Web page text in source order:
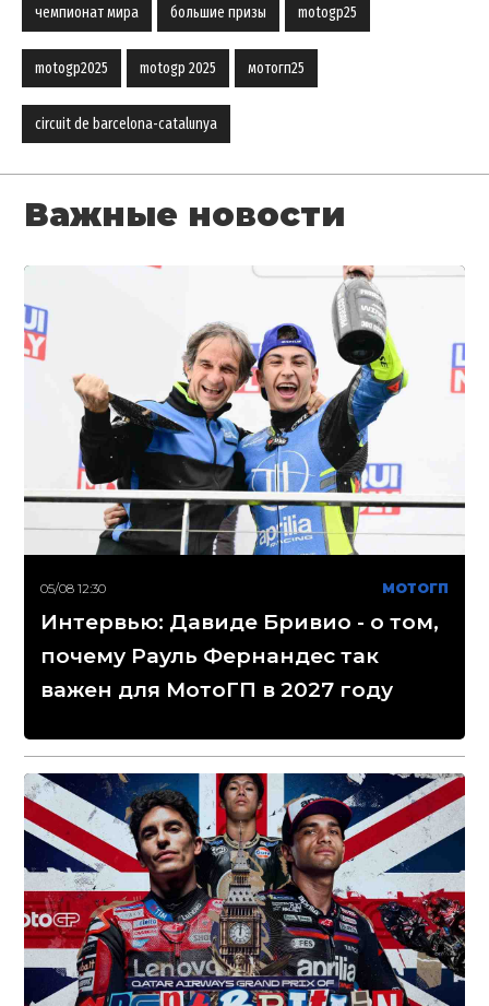
чемпионат мира большие призы motogp25
motogp2025 motogp 2025 мотогп25
circuit de barcelona-catalunya
Важные новости
05/08 12:30 МОТОГП
Интервью: Давиде Бривио - о том,
почему Рауль Фернандес так
важен для МотоГП в 2027 году